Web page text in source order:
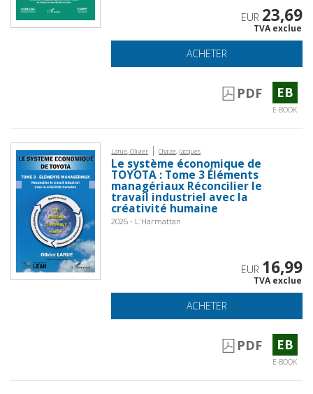
EUR 23,69
TVA exclue
ACHETER
PDF EB
E-BOOK
Larue, Olivier | Chaize, Jacques
Le système économique de
TOYOTA : Tome 3 Éléments
managériaux Réconcilier le
travail industriel avec la
créativité humaine
2026 - L'Harmattan
EUR 16,99
TVA exclue
ACHETER
PDF EB
E-BOOK